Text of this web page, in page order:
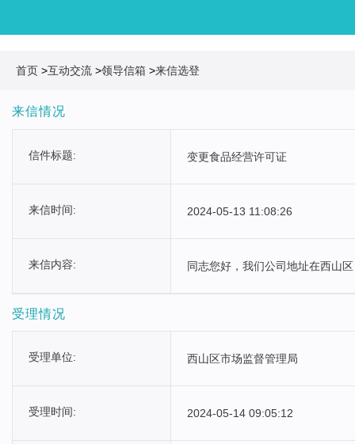
首页 >互动交流 >领导信箱 >来信选登
来信情况
信件标题: 变更食品经营许可证
来信时间: 2024-05-13 11:08:26
来信内容: 同志您好，我们公司地址在西山
受理情况
受理单位: 西山区市场监督管理局
受理时间: 2024-05-14 09:05:12